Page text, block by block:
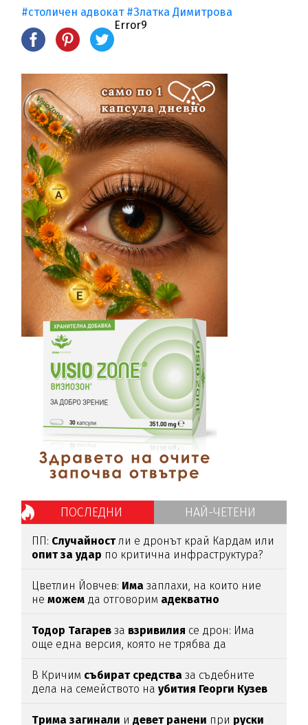
#столичен адвокат #Златка Димитрова
Error9
ПОСЛЕДНИ НАЙ-ЧЕТЕНИ
ПП: Случайностли е дронът край Кардам или
опит за удар по критична инфраструктура?
Цветлин Йовчев: Има заплахи, на които ние
неможем да отговорим адекватно
Тодор Тагарев за взривилия се дрон: Има
още една версия, която не трябва да
В Кричим събират средства за съдебните
дела на семейството наубития Георги Кузев
Трима загинали идевет ранени при руски